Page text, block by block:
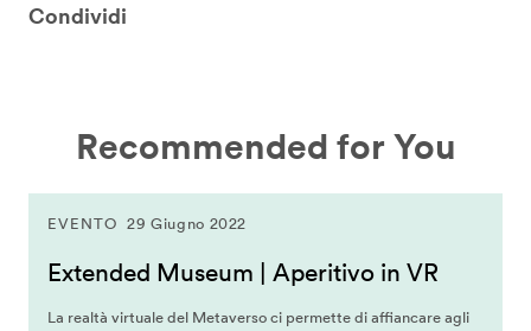
Condividi
Recommended for You
EVENTO 29 Giugno 2022
Extended Museum | Aperitivo in VR
La realtà virtuale del Metaverso ci permette di affiancare agli